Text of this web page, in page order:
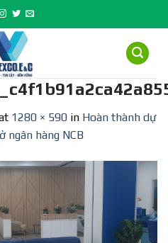
1280 × 590 in Hoàn thành dự
ngân hàng NCB